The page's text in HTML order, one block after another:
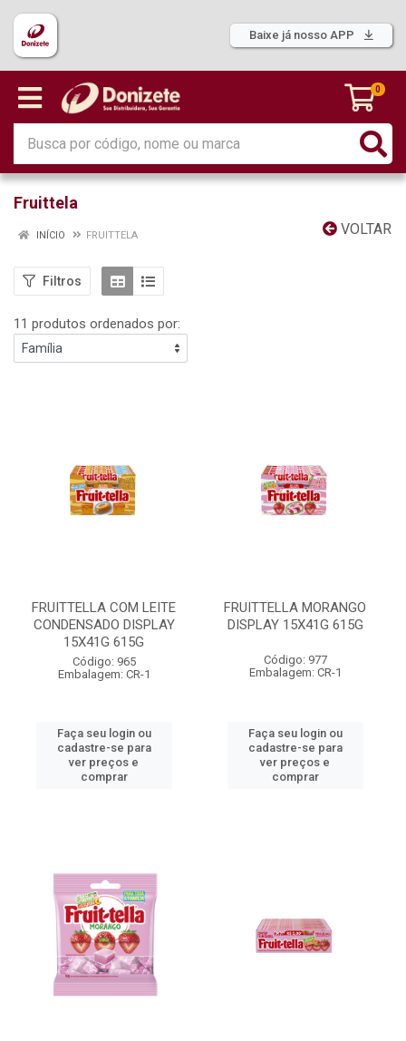
Baixe já nosso APP
0
Fruittela
VOLTAR
INÍCIO FRUITTELA
Filtros
11 produtos ordenados por:
FRUITTELLA COM LEITE
CONDENSADO DISPLAY
15X41G 615G
Código: 965
Embalagem: CR-1
Faça seu login ou
cadastre-se para
ver preços e
comprar
FRUITTELLA MORANGO
DISPLAY 15X41G 615G
Código: 977
Embalagem: CR-1
Faça seu login ou
cadastre-se para
ver preços e
comprar